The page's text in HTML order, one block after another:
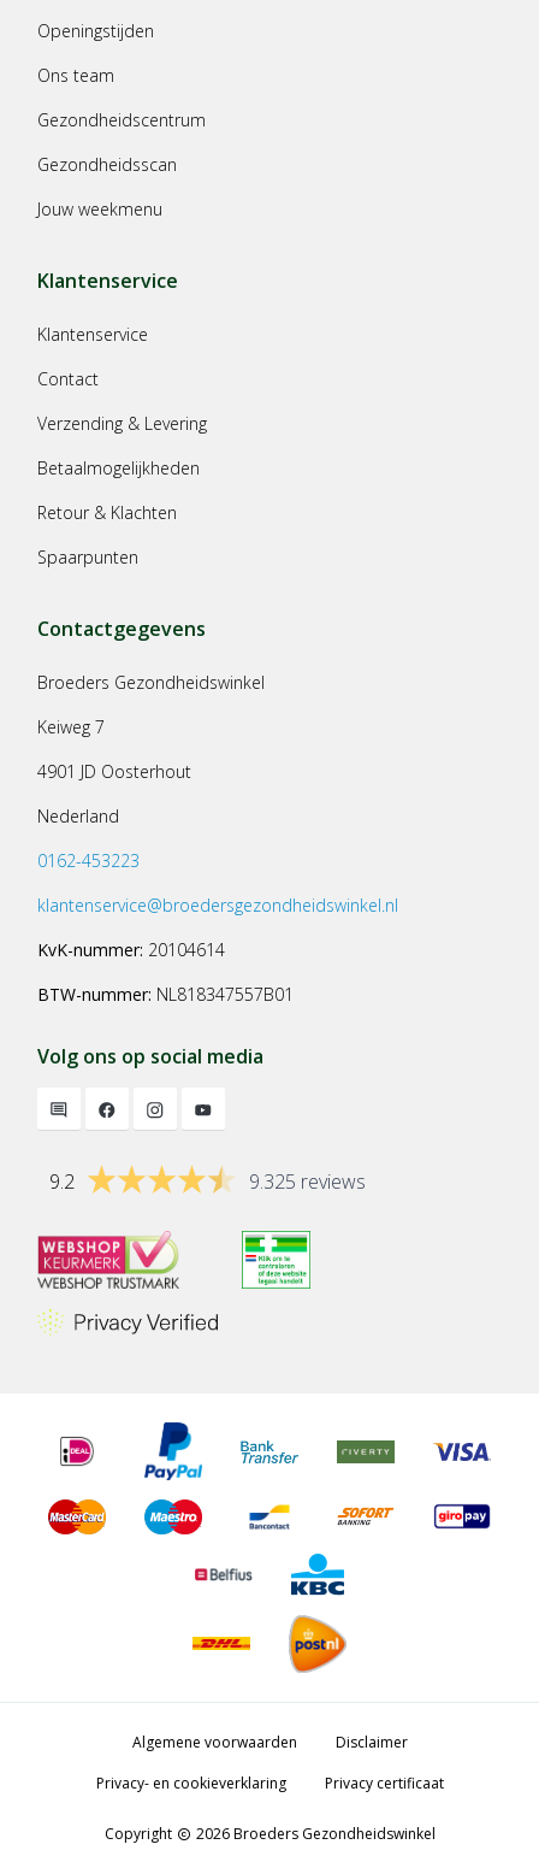
Openingstijden
Ons team
Gezondheidscentrum
Gezondheidsscan
Jouw weekmenu
Klantenservice
Klantenservice
Contact
Verzending & Levering
Betaalmogelijkheden
Retour & Klachten
Spaarpunten
Contactgegevens
Broeders Gezondheidswinkel
Keiweg 7
4901 JD Oosterhout
Nederland
0162-453223
klantenservice@broedersgezondheidswinkel.nl
KvK-nummer: 20104614
BTW-nummer: NL818347557B01
Volg ons op social media
9.2 9.325 reviews
Algemene voorwaarden
Disclaimer
Privacy- en cookieverklaring
Privacy certificaat
Copyright copyright 2026 Broeders Gezondheidswinkel